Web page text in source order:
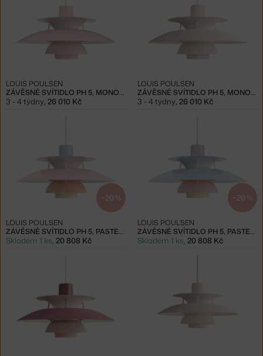
ZÁVĚSNÉ SVÍTIDLO PH 5, MONOCHROME PALE ROSE
LOUIS POULSEN
3 - 4 týdny, 26 010 Kč
ZÁVĚSNÉ SVÍTIDLO PH 5, MONOCHROME PALE BLUSH
LOUIS POULSEN
3 - 4 týdny, 26 010 Kč
−20 %
ZÁVĚSNÉ SVÍTIDLO PH 5, PASTELS BLUE ROSE PEACH
LOUIS POULSEN
Skladem 1 ks, 20 808 Kč
−20 %
ZÁVĚSNÉ SVÍTIDLO PH 5, PASTELS OYSTER BLUE ROSE
LOUIS POULSEN
Skladem 1 ks, 20 808 Kč